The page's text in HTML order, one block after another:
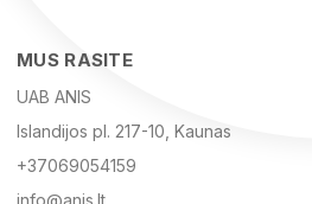
MUS RASITE
UAB ANIS
Islandijos pl. 217-10, Kaunas
+37069054159
info@anis.lt